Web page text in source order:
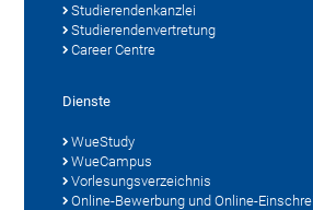
Studierendenkanzlei
Studierendenvertretung
Career Centre
Dienste
WueStudy
WueCampus
Vorlesungsverzeichnis
Online-Bewerbung und Online-